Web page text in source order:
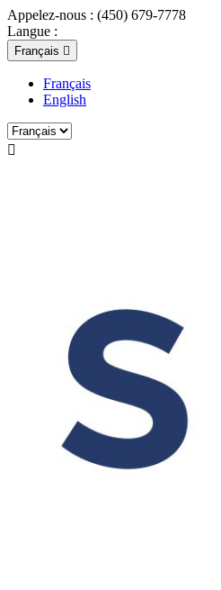
Appelez-nous : (450) 679-7778
Langue :
Français 
Français
English
